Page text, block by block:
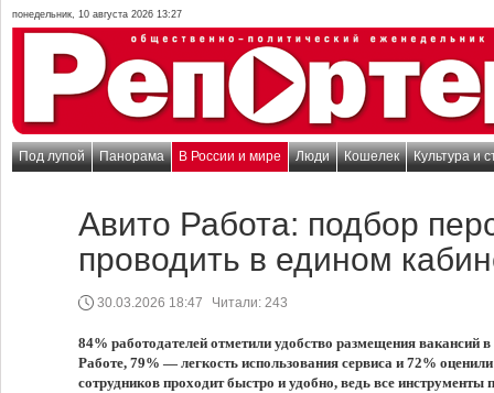
понедельник, 10 августа 2026 13:27
Под лупой Панорама В России и мире Люди Кошелек Культура и
Авито Работа: подбор
проводить в едином
30.03.2026 18:47 Читали: 243
84% работодателей отметили удобство размещения вакансий
Работе, 79% — легкость использования сервиса и 72%
сотрудников проходит быстро и удобно, ведь все